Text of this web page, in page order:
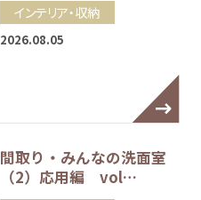
インテリア・収納
2026.08.05
間取り・みんなの洗面室
（2）応用編 vol…